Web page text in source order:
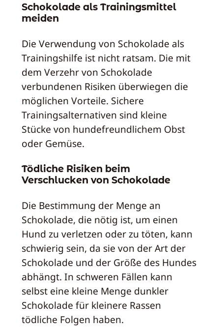
Schokolade als Trainingsmittel
meiden
Die Verwendung von Schokolade als
Trainingshilfe ist nicht ratsam. Die mit
dem Verzehr von Schokolade
verbundenen Risiken überwiegen die
möglichen Vorteile. Sichere
Trainingsalternativen sind kleine
Stücke von hundefreundlichem Obst
oder Gemüse.
Tödliche Risiken beim
Verschlucken von Schokolade
Die Bestimmung der Menge an
Schokolade, die nötig ist, um einen
Hund zu verletzen oder zu töten, kann
schwierig sein, da sie von der Art der
Schokolade und der Größe des Hundes
abhängt. In schweren Fällen kann
selbst eine kleine Menge dunkler
Schokolade für kleinere Rassen
tödliche Folgen haben.